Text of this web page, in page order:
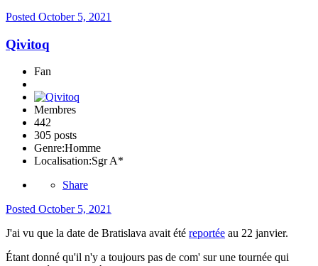
Posted October 5, 2021
Qivitoq
Fan
Membres
442
305 posts
Genre:Homme
Localisation:Sgr A*
Share
Posted October 5, 2021
J'ai vu que la date de Bratislava avait été reportée au 22 janvier.
Étant donné qu'il n'y a toujours pas de com' sur une tournée qui